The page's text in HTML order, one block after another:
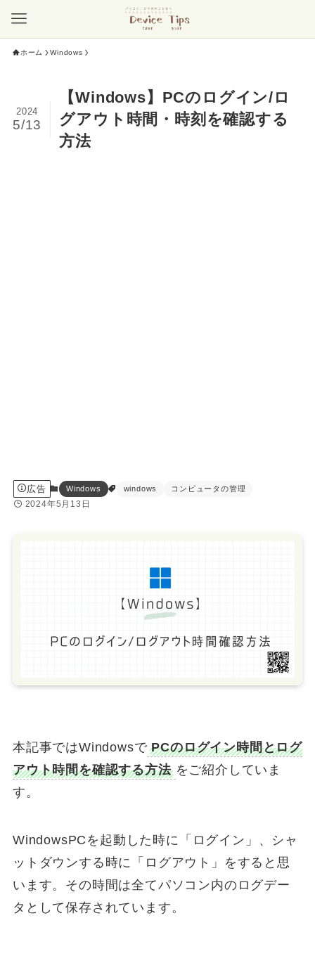
ホーム Windows
【Windows】PCのログイン/ロ
グアウト時間・時刻を確認する
方法
2024
5/13
広告 Windows windows コンピュータの管理
2024年5月13日
本記事ではWindowsで PCのログイン時間とログ
アウト時間を確認する方法 をご紹介していま
す。
WindowsPCを起動した時に「ログイン」、シャ
ットダウンする時に「ログアウト」をすると思
います。その時間は全てパソコン内のログデー
タとして保存されています。